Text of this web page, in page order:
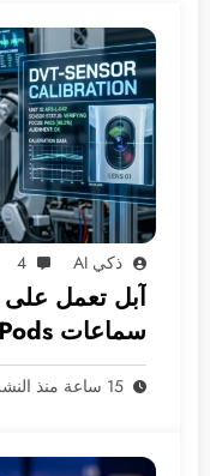
ذكي AI 4
آبل تعمل
عصر
15 ساعة منذ النشر